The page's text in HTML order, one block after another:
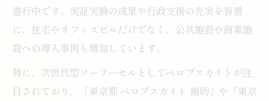
進行中です。実証実験の成果や行政支援の充実を背景
に、住宅やオフィスビルだけでなく、公共施設や商業施
設への導入事例も増加しています。
特に、次世代型ソーラーセルとしてペロブスカイトが注
目されており、「東京都 ペロブスカイト 補助」や「東京